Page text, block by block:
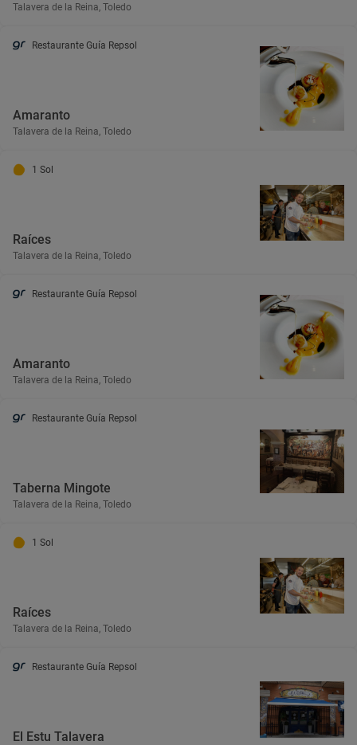
Talavera de la Reina, Toledo
Restaurante Guía Repsol
Amaranto
Talavera de la Reina, Toledo
1 Sol
Raíces
Talavera de la Reina, Toledo
Restaurante Guía Repsol
Amaranto
Talavera de la Reina, Toledo
Restaurante Guía Repsol
Taberna Mingote
Talavera de la Reina, Toledo
1 Sol
Raíces
Talavera de la Reina, Toledo
Restaurante Guía Repsol
El Estu Talavera